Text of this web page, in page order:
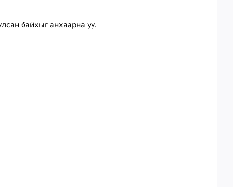
байхыг анхаарна уу.